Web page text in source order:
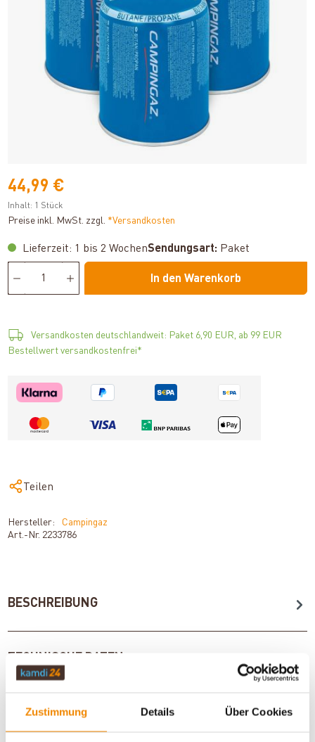
Zustimmung Details Über Cookies
44,99 €
Inhalt: 1 Stück
Preise inkl. MwSt. zzgl. *Versandkosten
Lieferzeit: 1 bis 2 WochenSendungsart: Paket
In den Warenkorb
Versandkosten deutschlandweit: Paket 6,90 EUR, ab 99 EUR
Bestellwert versandkostenfrei*
Teilen
Hersteller:
Campingaz
Art.-Nr. 2233786
BESCHREIBUNG
BEWERTUNGEN (0)